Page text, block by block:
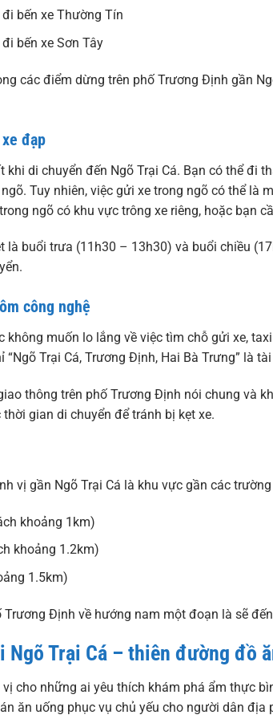
bến xe Thường Tín
bến xe Sơn Tây
các điểm dừng trên phố Trương Định gần
đạp
di chuyển đến Ngõ Trại Cá. Bạn có thể đi
Tuy nhiên, việc gửi xe trong ngõ có thể là
ngõ có khu vực trông xe riêng, hoặc bạn
là buổi trưa (11h30 – 13h30) và buổi chiều
công nghệ
không muốn lo lắng về việc tìm chỗ gửi xe,
Trại Cá, Trương Định, Hai Bà Trưng” là
thông trên phố Trương Định nói chung và
gian di chuyển để tránh bị kẹt xe.
vị gần Ngõ Trại Cá là khu vực gần các
khoảng 1km)
khoảng 1.2km)
1.5km)
Định về hướng nam một đoạn là sẽ
Ngõ Trại Cá – thiên đường đồ
cho những ai yêu thích khám phá ẩm thực
ăn uống phục vụ chủ yếu cho người dân địa